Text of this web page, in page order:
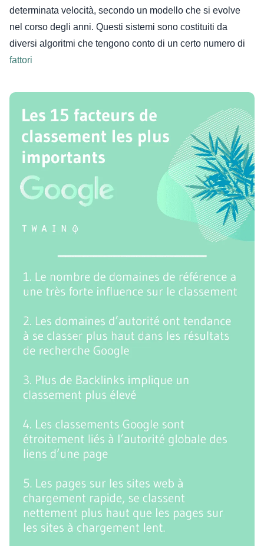
determinata velocità, secondo un modello che si evolve
nel corso degli anni. Questi sistemi sono costituiti da
diversi algoritmi che tengono conto di un certo numero di
fattori